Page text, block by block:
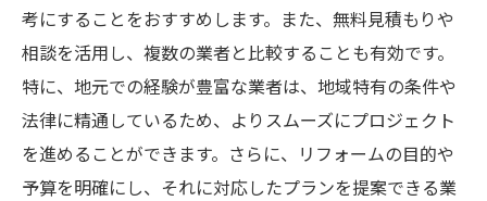
考にすることをおすすめします。また、無料見積もりや
相談を活用し、複数の業者と比較することも有効です。
特に、地元での経験が豊富な業者は、地域特有の条件や
法律に精通しているため、よりスムーズにプロジェクト
を進めることができます。さらに、リフォームの目的や
予算を明確にし、それに対応したプランを提案できる業